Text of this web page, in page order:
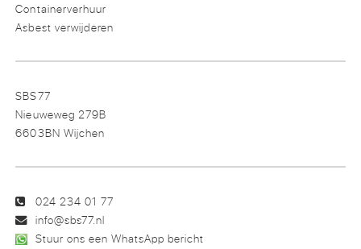
Containerverhuur
Asbest verwijderen
SBS77
Nieuweweg 279B
6603BN Wijchen
024 234 01 77
info@sbs77.nl
Stuur ons een WhatsApp bericht